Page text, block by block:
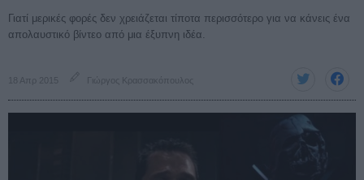
Γιατί μερικές φορές δεν χρειάζεται τίποτα περισσότερο για να κάνεις ένα
απολαυστικό βίντεο από μια έξυπνη ιδέα.
18 Απρ 2015 Γιώργος Κρασσακόπουλος